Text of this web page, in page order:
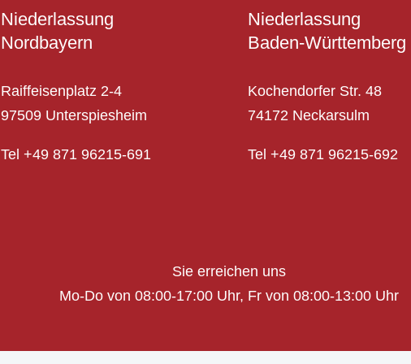
Niederlassung
Nordbayern
Raiffeisenplatz 2-4
97509 Unterspiesheim
Tel+49 871 96215-691
Niederlassung
Baden-Württemberg
Kochendorfer Str. 48
74172 Neckarsulm
Tel+49 871 96215-692
Sie erreichen uns
Mo-Do von 08:00-17:00 Uhr, Fr von 08:00-13:00 Uhr